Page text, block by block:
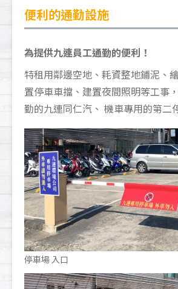
便利的通勤設施
為提供九連員工通勤的便利！
特租用鄰邊空地、耗資整地鋪泥、
置停車車擋、建置夜間照明等工事
勤的九連同仁汽、 機車專用的第二
停車場 入口